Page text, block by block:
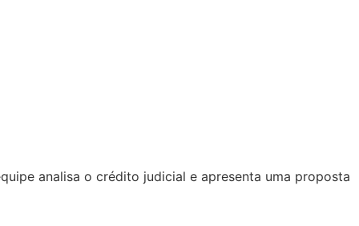
analisa o crédito judicial e apresenta uma proposta